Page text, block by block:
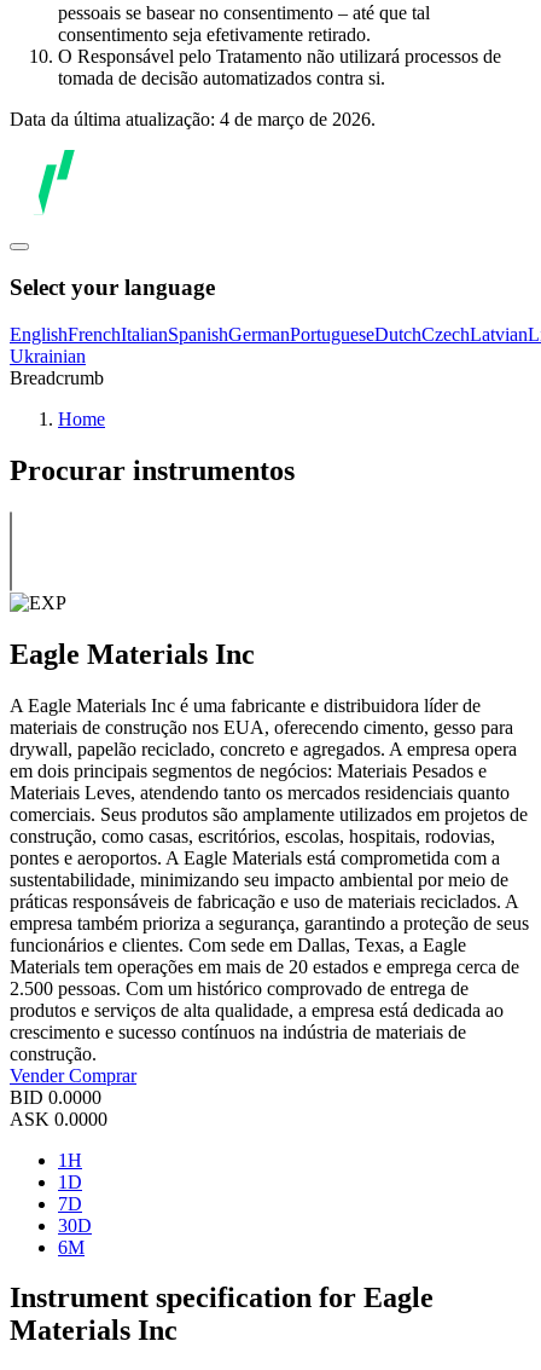
pessoais se basear no consentimento – até que tal
consentimento seja efetivamente retirado.
O Responsável pelo Tratamento não utilizará processos de
tomada de decisão automatizados contra si.
Data da última atualização: 4 de março de 2026.
Select your language
EnglishFrenchItalianSpanishGermanPortugueseDutchCzechLatvian
Ukrainian
Breadcrumb
Home
Procurar instrumentos
Eagle Materials Inc
A Eagle Materials Inc é uma fabricante e distribuidora líder de
materiais de construção nos EUA, oferecendo cimento, gesso para
drywall, papelão reciclado, concreto e agregados. A empresa opera
em dois principais segmentos de negócios: Materiais Pesados e
Materiais Leves, atendendo tanto os mercados residenciais quanto
comerciais. Seus produtos são amplamente utilizados em projetos de
construção, como casas, escritórios, escolas, hospitais, rodovias,
pontes e aeroportos. A Eagle Materials está comprometida com a
sustentabilidade, minimizando seu impacto ambiental por meio de
práticas responsáveis de fabricação e uso de materiais reciclados. A
empresa também prioriza a segurança, garantindo a proteção de seus
funcionários e clientes. Com sede em Dallas, Texas, a Eagle
Materials tem operações em mais de 20 estados e emprega cerca de
2.500 pessoas. Com um histórico comprovado de entrega de
produtos e serviços de alta qualidade, a empresa está dedicada ao
crescimento e sucesso contínuos na indústria de materiais de
construção.
VenderComprar
BID 0.0000
ASK 0.0000
1H
1D
7D
30D
6M
Instrument specification for Eagle
Materials Inc